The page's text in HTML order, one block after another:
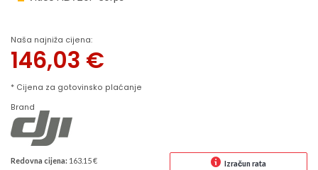
Naša najniža cijena:
146,03 €
* Cijena za gotovinsko plaćanje
Brand
Redovna cijena: 163.15 € Izračun rata